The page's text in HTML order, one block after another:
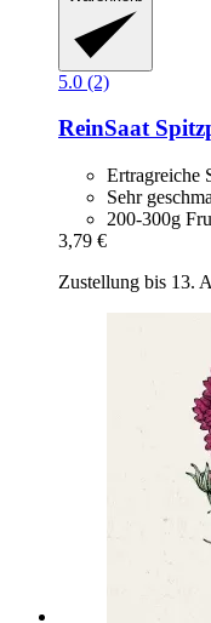
5.0 (2)
ReinSaat
Ertragreiche
Sehr
200-300g
3,79 €
Zustellung bis 13.